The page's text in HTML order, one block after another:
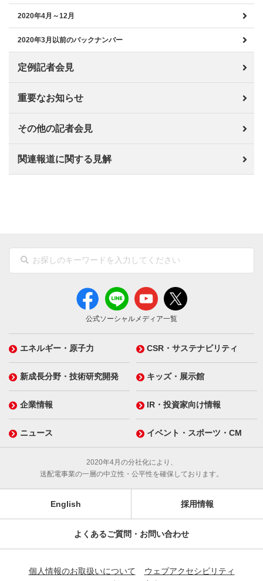
2020年4月～12月
2020年3月以前のバックナンバー
定例記者会見
重要なお知らせ
その他の記者会見
関連報道に関する見解
公式ソーシャルメディア一覧
エネルギー・原子力 CSR・サステナビリティ
新成長分野・技術研究開発 キッズ・展示館
企業情報 IR・投資家向け情報
ニュース イベント・スポーツ・CM
2020年4月の分社化により、
送配電事業の一層の中立性・公平性を確保しております。
English 採用情報
よくあるご質問・お問い合わせ
個人情報のお取扱いについて
ウェブアクセシビリティ